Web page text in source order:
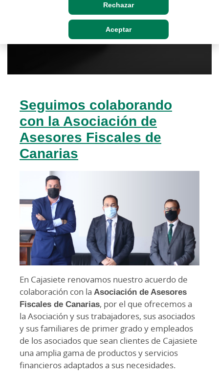
Rechazar
Aceptar
Seguimos colaborando
con la Asociación de
Asesores Fiscales de
Canarias
En Cajasiete renovamos nuestro acuerdo de
colaboración con la Asociación de Asesores
Fiscales de Canarias, por el que ofrecemos a
la Asociación y sus trabajadores, sus asociados
y sus familiares de primer grado y empleados
de los asociados que sean clientes de Cajasiete
una amplia gama de productos y servicios
financieros adaptados a sus necesidades.